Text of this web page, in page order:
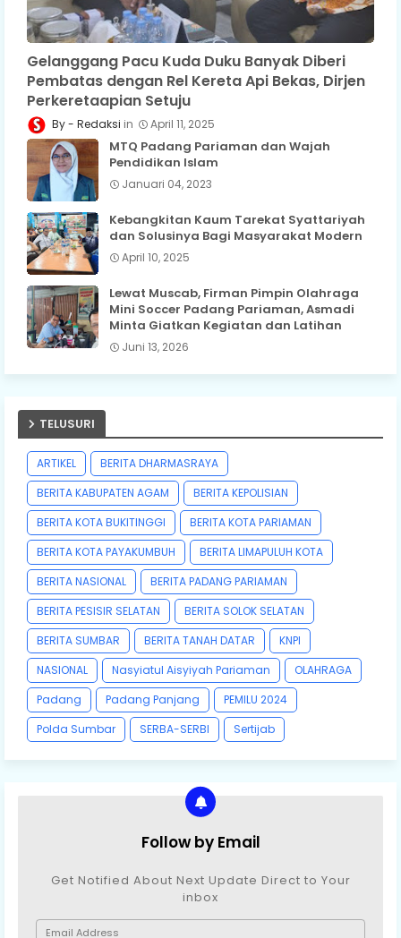
Gelanggang Pacu Kuda Duku Banyak Diberi
Pembatas dengan Rel Kereta Api Bekas, Dirjen
Perkeretaapian Setuju
Redaksi April 11, 2025
MTQ Padang Pariaman dan Wajah
Pendidikan Islam
Januari 04, 2023
Kebangkitan Kaum Tarekat Syattariyah
dan Solusinya Bagi Masyarakat Modern
April 10, 2025
Lewat Muscab, Firman Pimpin Olahraga
Mini Soccer Padang Pariaman, Asmadi
Minta Giatkan Kegiatan dan Latihan
Juni 13, 2026
TELUSURI
ARTIKEL
BERITA DHARMASRAYA
BERITA KABUPATEN AGAM
BERITA KEPOLISIAN
BERITA KOTA BUKITINGGI
BERITA KOTA PARIAMAN
BERITA KOTA PAYAKUMBUH
BERITA LIMAPULUH KOTA
BERITA NASIONAL
BERITA PADANG PARIAMAN
BERITA PESISIR SELATAN
BERITA SOLOK SELATAN
BERITA SUMBAR
BERITA TANAH DATAR
KNPI
NASIONAL
Nasyiatul Aisyiyah Pariaman
OLAHRAGA
Padang
Padang Panjang
PEMILU 2024
Polda Sumbar
SERBA-SERBI Sertijab
Follow by Email
Get Notified About Next Update Direct to Your
inbox